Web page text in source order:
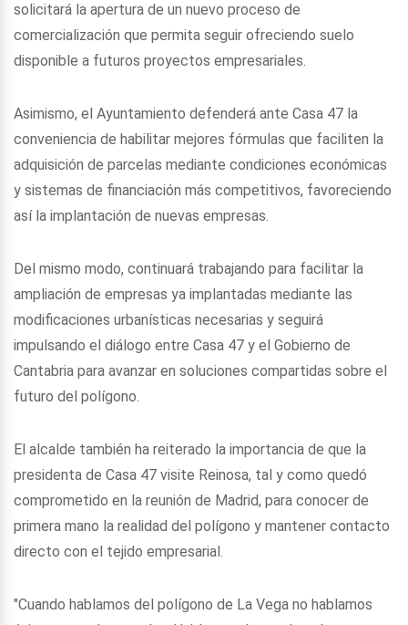
solicitará la apertura de un nuevo proceso de
comercialización que permita seguir ofreciendo suelo
disponible a futuros proyectos empresariales.
Asimismo, el Ayuntamiento defenderá ante Casa 47 la
conveniencia de habilitar mejores fórmulas que faciliten la
adquisición de parcelas mediante condiciones económicas
y sistemas de financiación más competitivos, favoreciendo
así la implantación de nuevas empresas.
Del mismo modo, continuará trabajando para facilitar la
ampliación de empresas ya implantadas mediante las
modificaciones urbanísticas necesarias y seguirá
impulsando el diálogo entre Casa 47 y el Gobierno de
Cantabria para avanzar en soluciones compartidas sobre el
futuro del polígono.
El alcalde también ha reiterado la importancia de que la
presidenta de Casa 47 visite Reinosa, tal y como quedó
comprometido en la reunión de Madrid, para conocer de
primera mano la realidad del polígono y mantener contacto
directo con el tejido empresarial.
"Cuando hablamos del polígono de La Vega no hablamos